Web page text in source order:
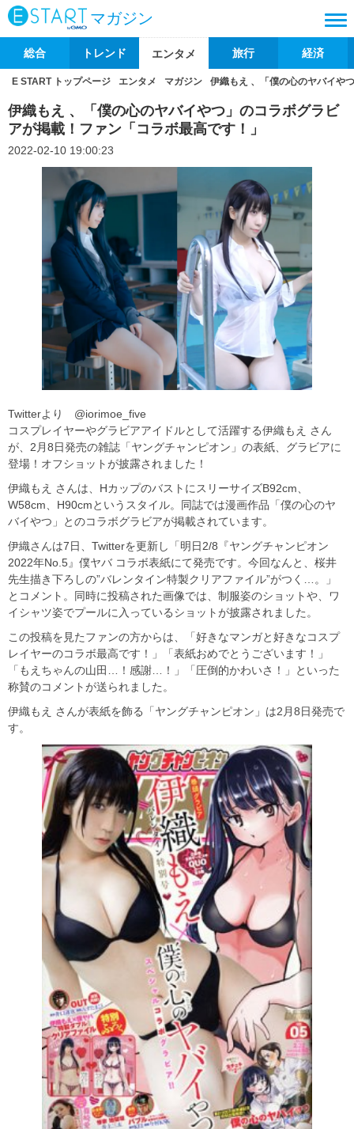
マガジン
総合 トレンド エンタメ 旅行 経済
E START トップページ エンタメ マガジン 伊織もえ 、「僕の心のヤバイや
伊織もえ 、「僕の心のヤバイやつ」のコラボグラビ
アが掲載！ファン「コラボ最高です！」
2022-02-10 19:00:23
Twitterより @iorimoe_five
コスプレイヤーやグラビアアイドルとして活躍する伊織もえ さん
が、2月8日発売の雑誌「ヤングチャンピオン」の表紙、グラビアに
登場！オフショットが披露されました！
伊織もえ さんは、HカップのバストにスリーサイズB92cm、
W58cm、H90cmというスタイル。同誌では漫画作品「僕の心のヤ
バイやつ」とのコラボグラビアが掲載されています。
伊織さんは7日、Twitterを更新し「明日2/8『ヤングチャンピオン
2022年No.5』僕ヤバ コラボ表紙にて発売です。今回なんと、桜井
先生描き下ろしの”バレンタイン特製クリアファイル”がつく…。」
とコメント。同時に投稿された画像では、制服姿のショットや、ワ
イシャツ姿でプールに入っているショットが披露されました。
この投稿を見たファンの方からは、「好きなマンガと好きなコスプ
レイヤーのコラボ最高です！」「表紙おめでとうございます！」
「もえちゃんの山田…！感謝…！」「圧倒的かわいさ！」といった
称賛のコメントが送られました。
伊織もえ さんが表紙を飾る「ヤングチャンピオン」は2月8日発売で
す。